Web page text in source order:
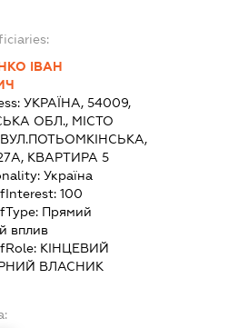
ІВАН
УКРАЇНА, 54009,
ОБЛ., МІСТО
КВАРТИРА 5
Україна
100
Прямий
вплив
КІНЦЕВИЙ
ВЛАСНИК